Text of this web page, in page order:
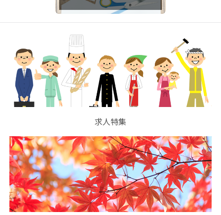
求人特集